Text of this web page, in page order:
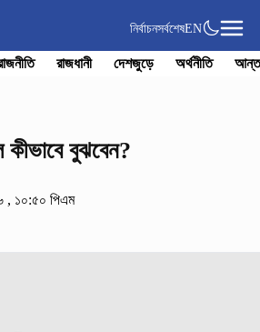
নির্বাচনসর্বশেষEN
রাজধানী দেশজুড়ে অর্থনীতি
বুঝবেন?
, ১০:৫০ পিএম